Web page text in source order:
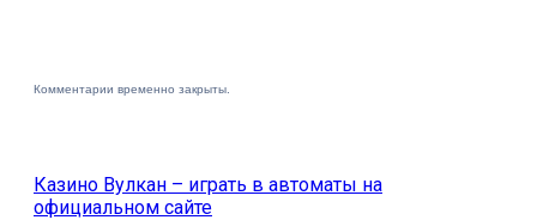
Комментарии временно закрыты.
Казино Вулкан – играть в автоматы на
официальном сайте